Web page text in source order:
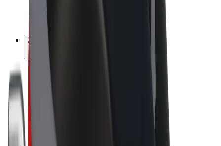
Električni bicikli
Bolt Plus
Zarađuj uz Bolt
Vozači
Dostavljači